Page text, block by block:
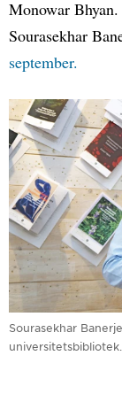
Monowar
Sourasekhar
september.
Sourasekhar
universitetsbibliotek.